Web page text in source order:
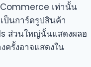
เท่านั้น
ป็นการ์ดรูปสินค้า
ส่วนใหญ่นั้นแสดงผลอ
รั้งอาจแสดงใน